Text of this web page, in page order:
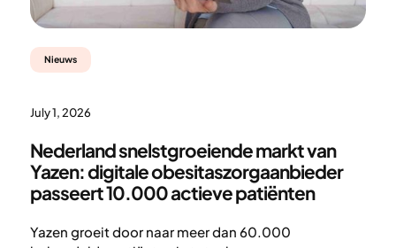
Nieuws
July 1, 2026
Nederland snelstgroeiende markt van
Yazen: digitale obesitaszorgaanbieder
passeert 10.000 actieve patiënten
Yazen groeit door naar meer dan 60.000